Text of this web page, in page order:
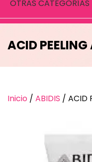
OTRAS CATEGORÍAS
ACID
Inicio / ABIDIS / ACID